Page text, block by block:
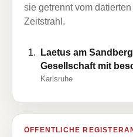
sie getrennt vom
Zeitstrahl.
Laetus am
Gesellschaft mit
Karlsruhe
ÖFFENTLICHE